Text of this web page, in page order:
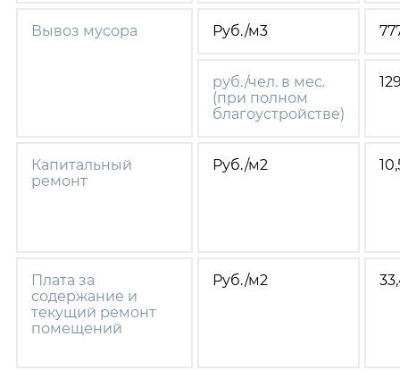
Вывоз мусора Руб./м3
руб./чел. в мес.
(при полном
благоустройстве)
Капитальный
ремонт
Руб./м2
Плата за
содержание и
текущий ремонт
помещений
Руб./м2